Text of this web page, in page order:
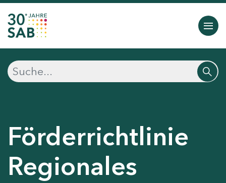
Förderrichtlinie
Regionales